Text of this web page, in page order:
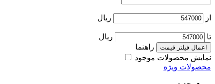
از ریال
تا ریال
اعمال فیلتر قیمت
راهنما
نمایش محصولات موجود
محصولات ویژه